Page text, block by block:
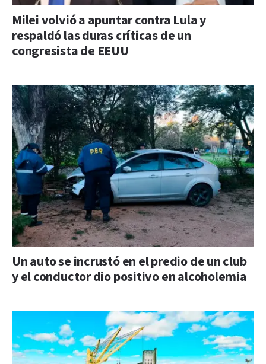
Milei volvió a apuntar contra Lula y
respaldó las duras críticas de un
congresista de EEUU
Un auto se incrustó en el predio de un club
y el conductor dio positivo en alcoholemia